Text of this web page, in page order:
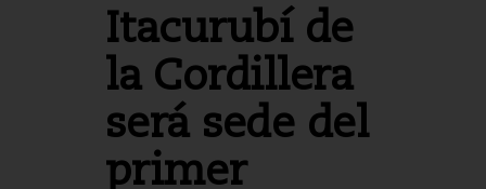
Itacurubí de
la Cordillera
será sede del
primer